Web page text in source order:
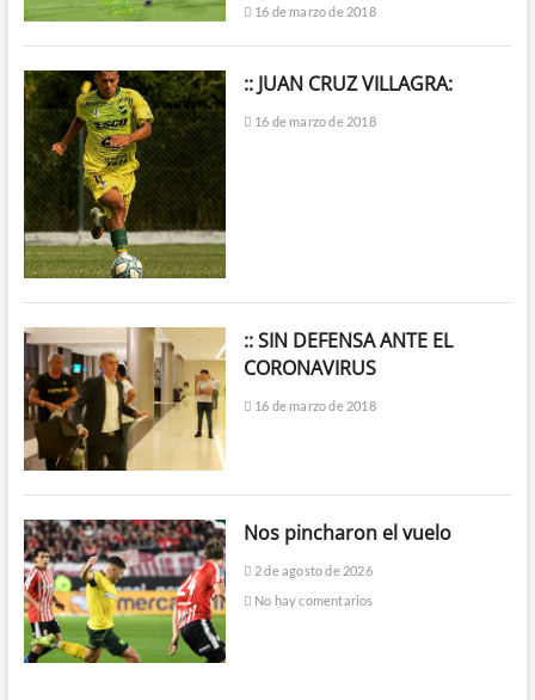
16 de marzo de 2018
:: JUAN CRUZ VILLAGRA:
16 de marzo de 2018
:: SIN DEFENSA ANTE EL
CORONAVIRUS
16 de marzo de 2018
Nos pincharon el vuelo
2 de agosto de 2026
No hay comentarios